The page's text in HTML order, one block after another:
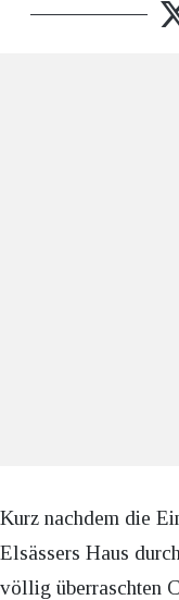
Kurz nachdem die
Elsässers Haus
völlig überraschten